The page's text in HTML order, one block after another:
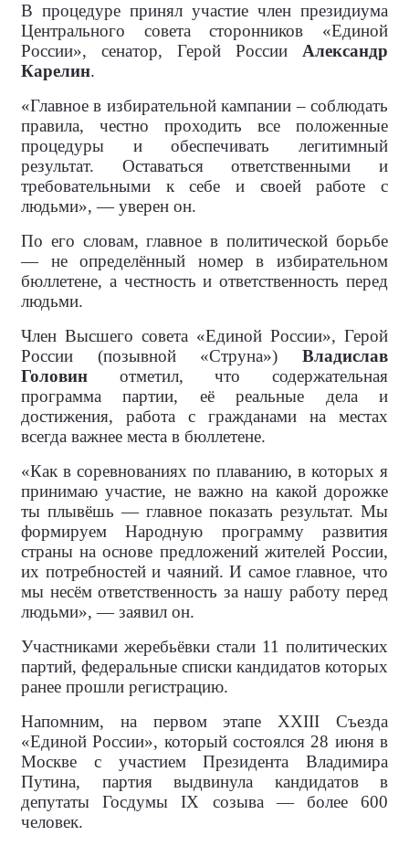
В процедуре принял участие член президиума
Центрального совета сторонников «Единой
России», сенатор, Герой России Александр
Карелин.
«Главное в избирательной кампании – соблюдать
правила, честно проходить все положенные
процедуры и обеспечивать легитимный
результат. Оставаться ответственными и
требовательными к себе и своей работе с
людьми», — уверен он.
По его словам, главное в политической борьбе
— не определённый номер в избирательном
бюллетене, а честность и ответственность перед
людьми.
Член Высшего совета «Единой России», Герой
России (позывной «Струна») Владислав
Головин отметил, что содержательная
программа партии, её реальные дела и
достижения, работа с гражданами на местах
всегда важнее места в бюллетене.
«Как в соревнованиях по плаванию, в которых я
принимаю участие, не важно на какой дорожке
ты плывёшь — главное показать результат. Мы
формируем Народную программу развития
страны на основе предложений жителей России,
их потребностей и чаяний. И самое главное, что
мы несём ответственность за нашу работу перед
людьми», — заявил он.
Участниками жеребьёвки стали 11 политических
партий, федеральные списки кандидатов которых
ранее прошли регистрацию.
Напомним, на первом этапе XXIII Съезда
«Единой России», который состоялся 28 июня в
Москве с участием Президента Владимира
Путина, партия выдвинула кандидатов в
депутаты Госдумы IX созыва — более 600
человек.